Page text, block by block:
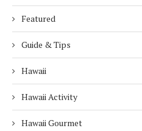
Featured
Guide & Tips
Hawaii
Hawaii Activity
Hawaii Gourmet